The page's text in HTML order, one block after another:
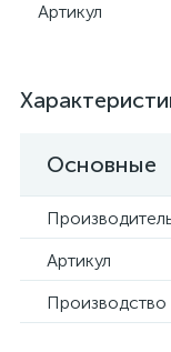
Артикул
Основные
Артикул
Производство